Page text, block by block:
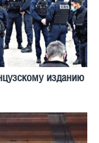
изданию